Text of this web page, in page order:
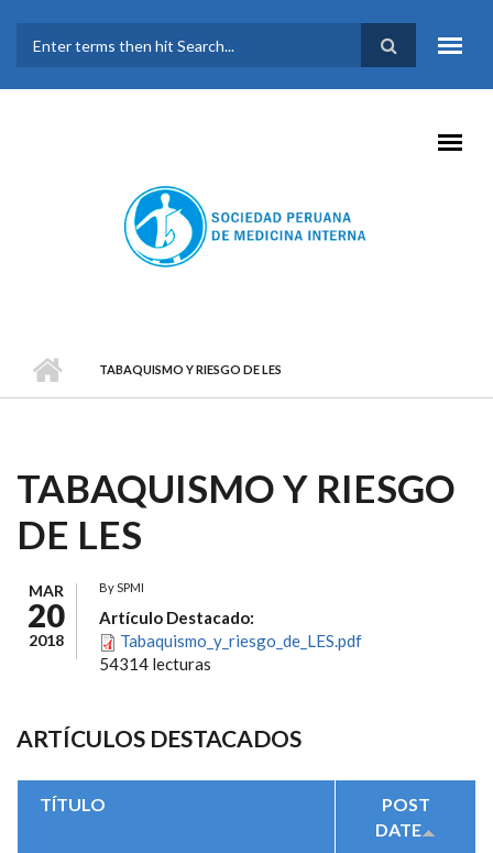
FORMULARIO DE
BÚSQUEDA
TABAQUISMO Y RIESGO DE LES
TABAQUISMO Y RIESGO
DE LES
MAR
20
2018
BySPMI
Artículo Destacado:
Tabaquismo_y_riesgo_de_LES.pdf
54314 lecturas
ARTÍCULOS DESTACADOS
TÍTULO
POST
DATE